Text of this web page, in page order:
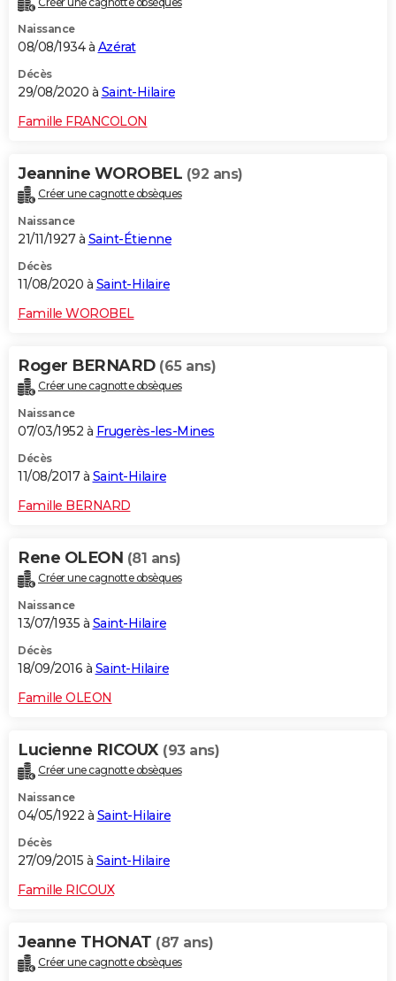
Naissance
08/08/1934 à Azérat
Décès
29/08/2020 à Saint-Hilaire
Famille FRANCOLON
Jeannine WOROBEL (92 ans)
Créer une cagnotte obsèques
Naissance
21/11/1927 à Saint-Étienne
Décès
11/08/2020 à Saint-Hilaire
Famille WOROBEL
Roger BERNARD (65 ans)
Créer une cagnotte obsèques
Naissance
07/03/1952 à Frugerès-les-Mines
Décès
11/08/2017 à Saint-Hilaire
Famille BERNARD
Rene OLEON (81 ans)
Créer une cagnotte obsèques
Naissance
13/07/1935 à Saint-Hilaire
Décès
18/09/2016 à Saint-Hilaire
Famille OLEON
Lucienne RICOUX (93 ans)
Créer une cagnotte obsèques
Naissance
04/05/1922 à Saint-Hilaire
Décès
27/09/2015 à Saint-Hilaire
Famille RICOUX
Jeanne THONAT (87 ans)
Créer une cagnotte obsèques